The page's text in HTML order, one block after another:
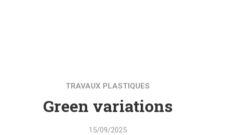
TRAVAUX PLASTIQUES
Green variations
15/09/2025